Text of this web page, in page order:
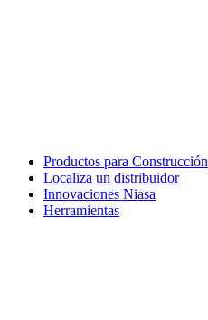
Productos para Construcción
Localiza un distribuidor
Innovaciones Niasa
Herramientas